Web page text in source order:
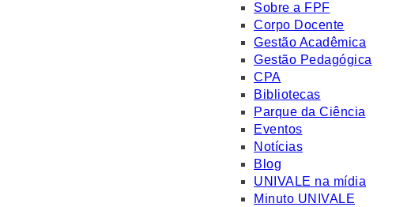
Sobre a FPF
Corpo Docente
Gestão Acadêmica
Gestão Pedagógica
CPA
Bibliotecas
Parque da Ciência
Eventos
Notícias
Blog
UNIVALE na mídia
Minuto UNIVALE